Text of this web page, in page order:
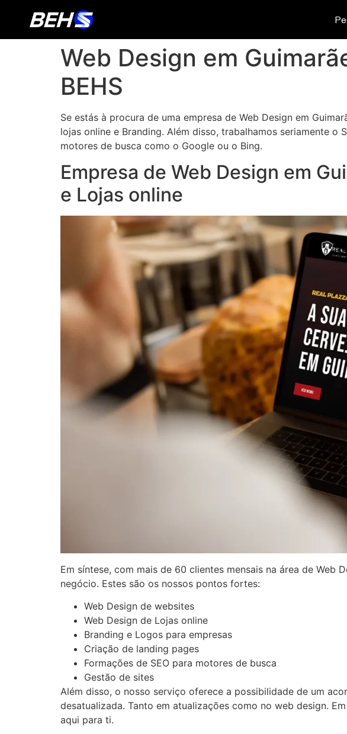
Web Design em
BEHS
Se estás à procura de uma empresa de Web Design em
lojas online e Branding. Além disso, trabalhamos seriamente
motores de busca como o Google ou o Bing.
Empresa de Web Design em
e Lojas online
Em síntese, com mais de 60 clientes mensais na área de Web
negócio. Estes são os nossos pontos fortes:
Web Design de websites
Web Design de Lojas online
Branding e Logos para empresas
Criação de landing pages
Formações de SEO para motores de busca
Gestão de sites
Além disso, o nosso serviço oferece a possibilidade de um
desatualizada. Tanto em atualizações como no web design.
aqui para ti.